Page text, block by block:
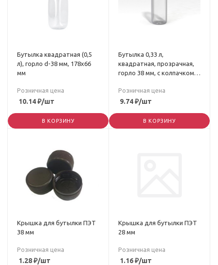
Бутылка квадратная (0,5
л), горло d-38 мм, 178х66
мм
Розничная цена
10.14₽/шт
В КОРЗИНУ
Бутылка 0,33 л,
квадратная, прозрачная,
горло 38 мм, с колпачком,
Розничная цена
9.74₽/шт
В КОРЗИНУ
Крышка для бутылки ПЭТ
38 мм
Розничная цена
1.28₽/шт
Крышка для бутылки ПЭТ
28 мм
Розничная цена
1.16₽/шт